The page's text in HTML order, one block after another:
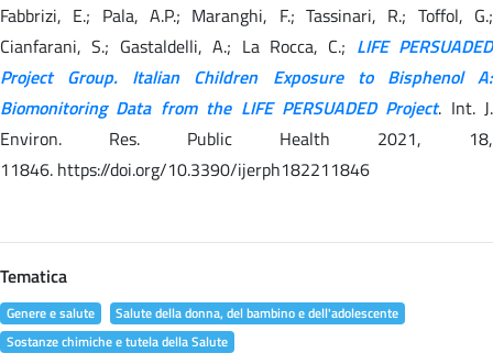
Fabbrizi, E.; Pala, A.P.; Maranghi, F.; Tassinari, R.; Toffol, G.;
Cianfarani, S.; Gastaldelli, A.; La Rocca, C.; LIFE PERSUADED
Project Group. Italian Children Exposure to Bisphenol A:
Biomonitoring Data from the LIFE PERSUADED Project. Int. J.
Environ. Res. Public Health 2021, 18,
11846. https://doi.org/10.3390/ijerph182211846
Tematica
Genere e salute
Salute della donna, del bambino e dell'adolescente
Sostanze chimiche e tutela della Salute